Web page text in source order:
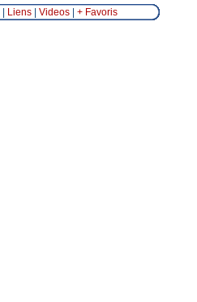
Liens| Videos| + Favoris